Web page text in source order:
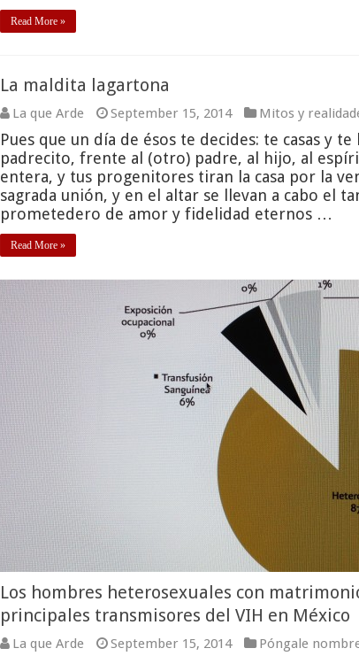
Read More »
La maldita lagartona
La que Arde September 15, 2014 Mitos y
Pues que un día de ésos te decides: te casas y te
padrecito, frente al (otro) padre, al hijo, al
entera, y tus progenitores tiran la casa por la
sagrada unión, y en el altar se llevan a cabo el
prometedero de amor y fidelidad eternos …
Read More »
Los hombres heterosexuales con
principales transmisores del VIH en México
La que Arde September 15, 2014 Póngale